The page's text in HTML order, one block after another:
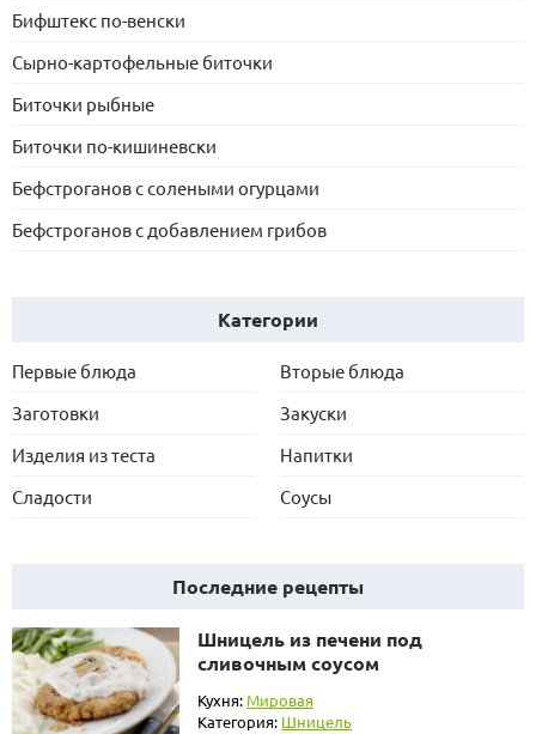
Бифштекс по-венски
Сырно-картофельные биточки
Биточки рыбные
Биточки по-кишиневски
Бефстроганов с солеными огурцами
Бефстроганов с добавлением грибов
Категории
Первые блюда
Вторые блюда
Заготовки
Закуски
Изделия из теста
Напитки
Сладости
Соусы
Последние рецепты
Шницель из печени под
сливочным соусом
Кухня: Мировая
Категория: Шницель